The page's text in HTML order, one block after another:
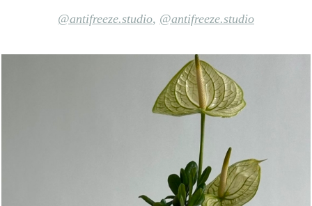
@antifreeze.studio, @antifreeze.studio